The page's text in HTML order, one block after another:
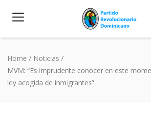
Home / Noticias /
MVM: “Es imprudente conocer en este
ley acogida de inmigrantes”